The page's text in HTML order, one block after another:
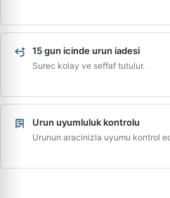
15 gun icinde urun iadesi
Surec kolay ve seffaf tutulur.
Urun uyumluluk kontrolu
Urunun aracinizla uyumu kontrol